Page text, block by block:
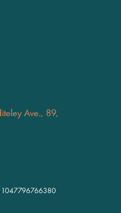
Ave., 89,